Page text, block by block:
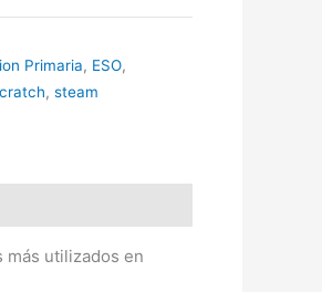
Primaria, ESO,
,steam
más utilizados en